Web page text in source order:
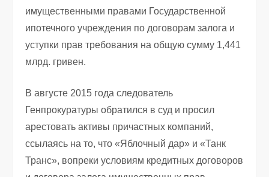
имущественными правами Государственной
ипотечного учреждения по договорам залога и
уступки прав требования на общую сумму 1,441
млрд. гривен.
В августе 2015 года следователь
Генпрокуратуры обратился в суд и просил
арестовать активы причастных компаний,
ссылаясь на то, что «Яблочный дар» и «Танк
Транс», вопреки условиям кредитных договоров